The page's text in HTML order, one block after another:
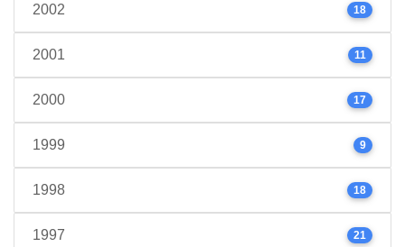
2002 18
2001 11
2000 17
1999 9
1998 18
1997 21